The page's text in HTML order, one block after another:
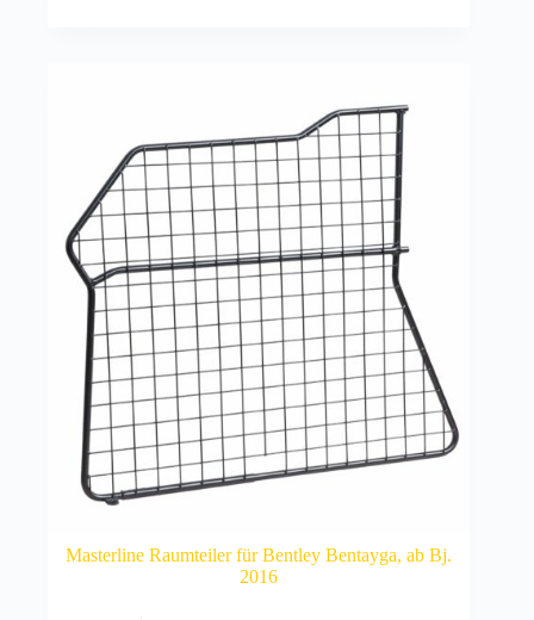
Masterline Raumteiler für Bentley Bentayga, ab Bj.
2016